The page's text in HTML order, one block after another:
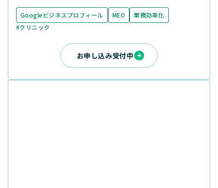
Googleビジネスプロフィール MEO
業務効率化
#クリニック
お申し込み受付中